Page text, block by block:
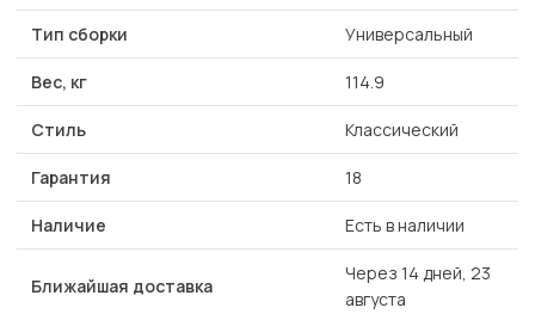
Тип сборки Универсальный
Вес, кг 114.9
Стиль Классический
Гарантия 18
Наличие Есть в наличии
Ближайшая доставка
Через 14 дней, 23
августа